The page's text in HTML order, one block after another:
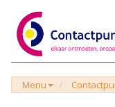
Menu